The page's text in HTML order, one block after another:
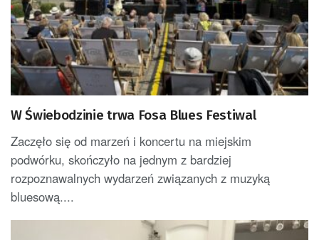
W Świebodzinie trwa Fosa Blues Festiwal
Zaczęło się od marzeń i koncertu na miejskim
podwórku, skończyło na jednym z bardziej
rozpoznawalnych wydarzeń związanych z muzyką
bluesową....